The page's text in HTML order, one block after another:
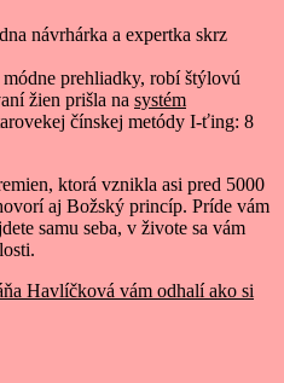
návrhárka a expertka skrz
prehliadky, robí štýlovú
žien prišla na systém
čínskej metódy I-ťing: 8
ktorá vznikla asi pred 5000
aj Božský princíp. Príde vám
samu seba, v živote sa vám
Havlíčková vám odhalí ako si